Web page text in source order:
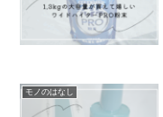
モノのはなし